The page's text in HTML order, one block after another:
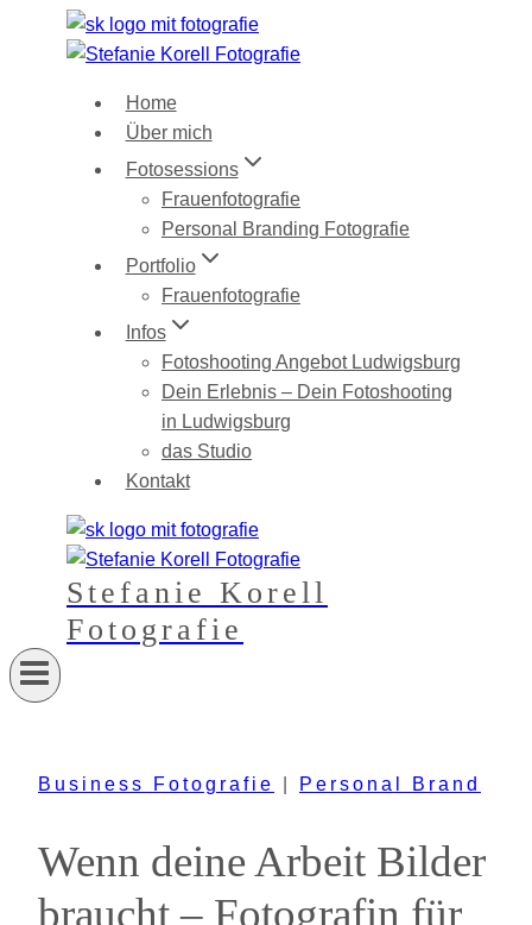
Home
Über mich
Fotosessions
Frauenfotografie
Personal Branding Fotografie
Portfolio
Frauenfotografie
Infos
Fotoshooting Angebot Ludwigsburg
Dein Erlebnis – Dein Fotoshooting
in Ludwigsburg
das Studio
Kontakt
Stefanie Korell
Fotografie
Business Fotografie Personal Brand
Wenn deine Arbeit Bilder
braucht – Fotografin für